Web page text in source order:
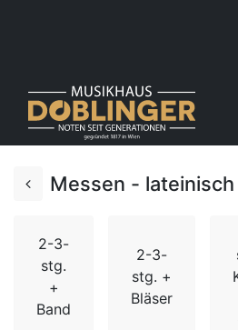
Messen - lateinisch
2-3-
stg.
+
Band
2-3-
stg. +
Bläser